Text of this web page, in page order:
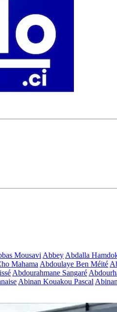
Mousavi Abbey Abdalla
Mahama Abdoulaye Ben Méité
Abdourahmane Sangaré
Abinan Kouakou Pascal